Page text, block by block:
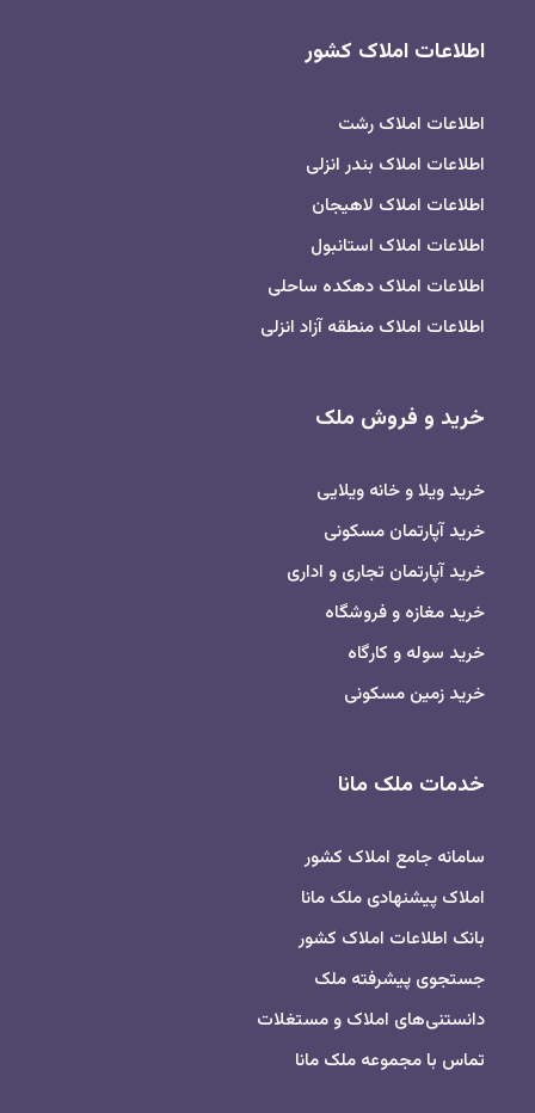
اطلاعات املاک کشور
اطلاعات املاک رشت
اطلاعات املاک بندر انزلی
اطلاعات املاک لاهیجان
اطلاعات املاک استانبول
اطلاعات املاک دهکده ساحلی
اطلاعات املاک منطقه آزاد انزلی
خرید و فروش ملک
خرید ویلا و خانه ویلایی
خرید آپارتمان مسکونی
خرید آپارتمان تجاری و اداری
خرید مغازه و فروشگاه
خرید سوله و کارگاه
خرید زمین مسکونی
خدمات ملک مانا
سامانه جامع املاک کشور
املاک پیشنهادی ملک مانا
بانک اطلاعات املاک کشور
جستجوی پیشرفته ملک
دانستنی‌های املاک و مستغلات
تماس با مجموعه ملک مانا